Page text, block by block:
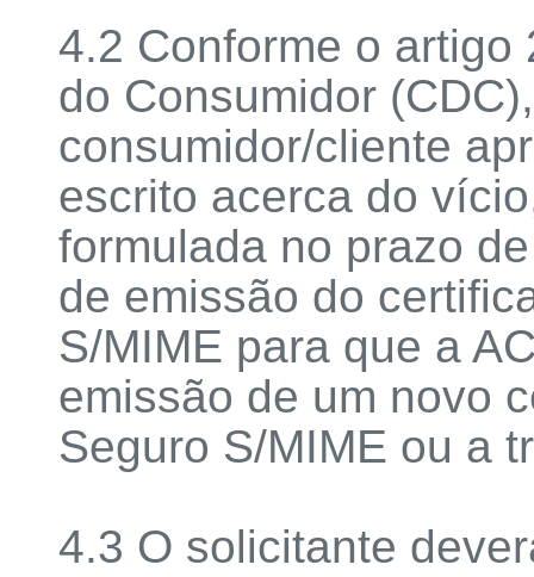
4.2 Conforme o
do Consumidor
consumidor/cliente
escrito acerca do
formulada no prazo
de emissão do
S/MIME para que a
emissão de um novo
Seguro S/MIME ou a
4.3 O solicitante